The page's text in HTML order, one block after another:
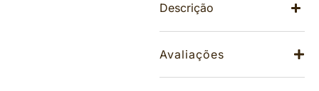
Descrição
Avaliações